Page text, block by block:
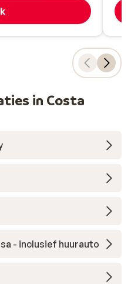
in Costa
- inclusief huurauto